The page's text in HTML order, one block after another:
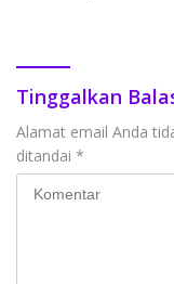
Tinggalkan
Alamat email Anda
ditandai *